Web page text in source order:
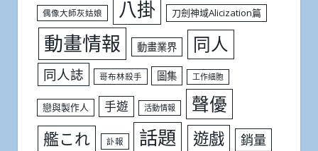
偶像大師灰姑娘 八掛 刀劍神域Alicization篇
動畫情報 動畫業界 同人
同人誌 哥布林殺手 圖集 工作細胞
戀與製作人 手遊 活動情報 聲優
艦これ 訃報 話題 遊戲 銷量